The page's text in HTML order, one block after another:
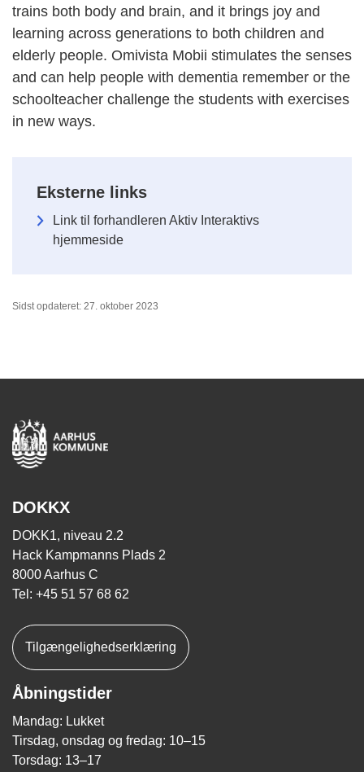
trains both body and brain, and it brings joy and
learning across generations to both children and
elderly people. Omivista Mobii stimulates the senses
and can help people with dementia remember or the
schoolteacher challenge the students with exercises
in new ways.
Eksterne links
Link til forhandleren Aktiv Interaktivs
hjemmeside
Sidst opdateret: 27. oktober 2023
DOKKX
DOKK1, niveau 2.2
Hack Kampmanns Plads 2
8000 Aarhus C
Tel: +45 51 57 68 62
Tilgængelighedserklæring
Åbningstider
Mandag: Lukket
Tirsdag, onsdag og fredag: 10–15
Torsdag: 13–17